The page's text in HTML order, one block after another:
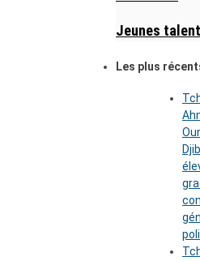
Jeunes
Les plus